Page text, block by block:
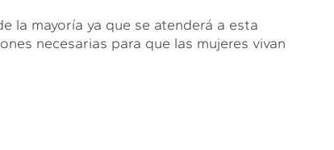
la mayoría ya que se atenderá a esta
necesarias para que las mujeres vivan